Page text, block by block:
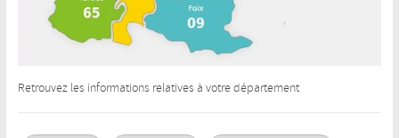
Retrouvez les informations relatives à votre département